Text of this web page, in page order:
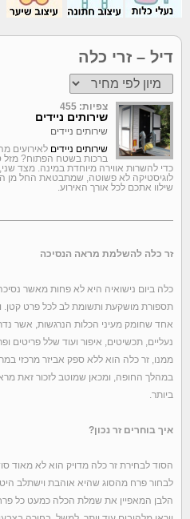
דיל – זרי כלה
צפיות: 455
שירותים ניידים
שירותים ניידים
שירותים ניידים לאירועים
ברכות בשטח הפתוח? מזל
כדי להשרות אווירה מיוחדת במינה. מצד
לוגיסטיקה לא פשוטה, שמתבטאת החל מן
שילוו אתכם לכל אורך האירוע.
זר כלה להשלמת מראה הנסיכה
כלה ביום נישואיה היא לא פחות מאשר
תספורת מושקעת ותשומת לב לכל פרט קטן.
אחד שחומק מעיני הכלות הנרגשות, אשר
נעליים, תכשיטים, איפור ועוד שלל פריטים
ממנו, זר כלה הוא ללא ספק אביזר מרכזי
במהלך החופה, ומכאן שמוטב לזכור זאת
ביותר.
איך בוחרים זר נכון?
הסוד לבחירת זר כלה מדויק הוא לא מאוד
לבחור פרח מהסוג שהיא אוהבת וישתלב
הלבן המאפיין את שמלת הכלה כמעט כל